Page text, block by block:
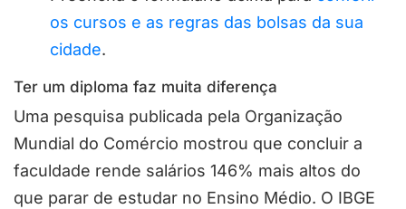
os cursos e as regras das bolsas da sua
cidade.
Ter um diploma faz muita diferença
Uma pesquisa publicada pela Organização
Mundial do Comércio mostrou que concluir a
faculdade rende salários 146% mais altos do
que parar de estudar no Ensino Médio. O IBGE